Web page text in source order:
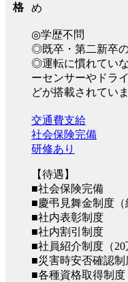
格
め
◎学歴不問
◎既卒・第二新卒
◎運転に慣れてい
ーセンサーやドラ
どが搭載されていま
交通費支給
社会保険完備
研修あり
【待遇】
■社会保険完備
■慶弔見舞金制度（
■社内表彰制度
■社内割引制度
■社員紹介制度（20
■災害時安否確認制
■各種資格取得制